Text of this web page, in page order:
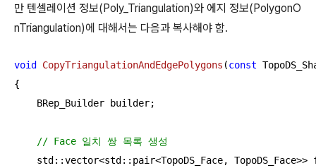
만 텐셀레이션 정보(Poly_Triangulation)와 에지 정보(PolygonO
nTriangulation)에 대해서는 다음과 복사해야 함.
void CopyTriangulationAndEdgePolygons (const
{
    BRep_Builder builder;
// Face 일치 쌍 목록 생성
std::vector<std::pair<TopoDS_Face, TopoDS_Face>>